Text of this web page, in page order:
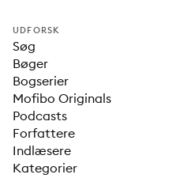
UDFORSK
Søg
Bøger
Bogserier
Mofibo Originals
Podcasts
Forfattere
Indlæsere
Kategorier